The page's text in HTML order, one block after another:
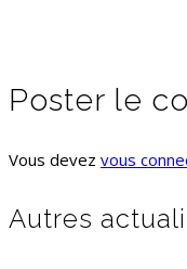
Poster le
Vous devez vous
Autres